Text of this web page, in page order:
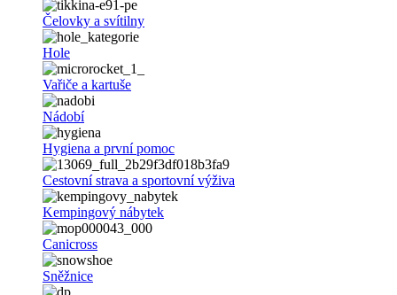
Čelovky a svítilny
Hole
Vařiče a kartuše
Nádobí
Hygiena a první pomoc
Cestovní strava a sportovní výživa
Kempingový nábytek
Canicross
Sněžnice